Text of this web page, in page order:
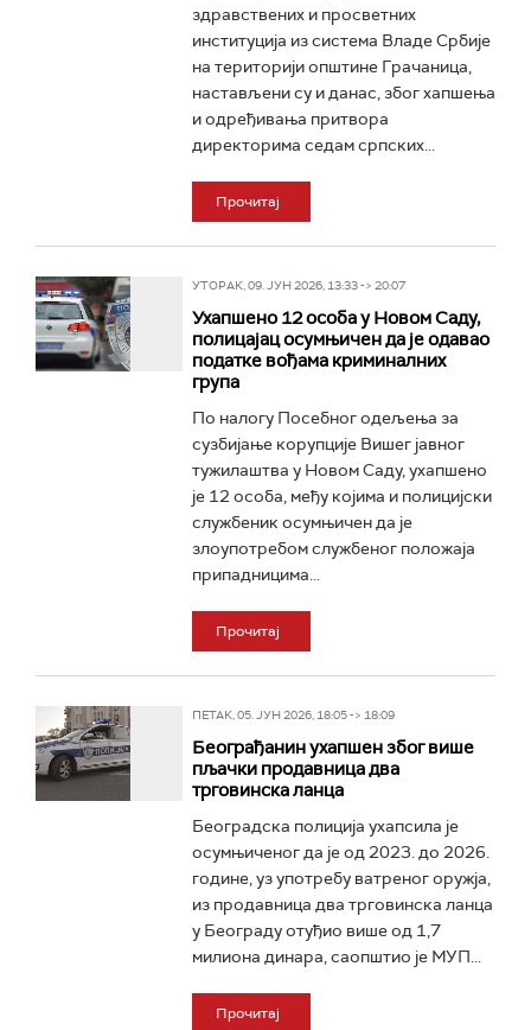
здравствених и просветних
институција из система Владе Србије
на територији општине Грачаница,
настављени су и данас, због хапшења
и одређивања притвора
директорима седам српских...
Прочитај
УТОРАК, 09. ЈУН 2026, 13:33 -> 20:07
Ухапшено 12 особа у Новом Саду,
полицајац осумњичен да је одавао
податке вођама криминалних
група
По налогу Посебног одељења за
сузбијање корупције Вишег јавног
тужилаштва у Новом Саду, ухапшено
је 12 особа, међу којима и полицијски
службеник осумњичен да је
злоупотребом службеног положаја
припадницима...
Прочитај
ПЕТАК, 05. ЈУН 2026, 18:05 -> 18:09
Београђанин ухапшен због више
пљачки продавница два
трговинска ланца
Београдска полиција ухапсила је
осумњиченог да је од 2023. до 2026.
године, уз употребу ватреног оружја,
из продавница два трговинска ланца
у Београду отуђио више од 1,7
милиона динара, саопштио је МУП...
Прочитај